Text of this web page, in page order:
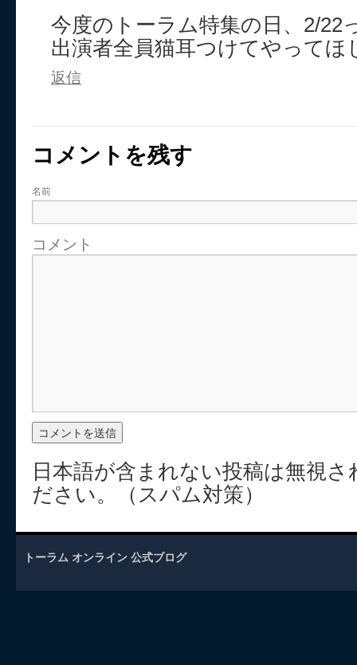
今度のトーラム特集の日、2/22
出演者全員猫耳つけてやってほ
返信
コメントを残す
名前
コメント
日本語が含まれない投稿は無視
ださい。（スパム対策）
トーラム オンライン 公式ブログ